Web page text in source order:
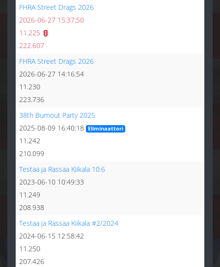
FHRA Street Drags 2026
2026-06-27 15:37:50
11.225
222.607
FHRA Street Drags 2026
2026-06-27 14:16:54
11.230
223.736
38th Burnout Party 2025
2025-08-09 16:40:18
Eliminaattori
11.242
210.099
Testaa ja Rassaa Kiikala 10.6
2023-06-10 10:49:33
11.249
208.938
Testaa ja Rassaa Kiikala #2/2024
2024-06-15 12:58:42
11.250
207.426